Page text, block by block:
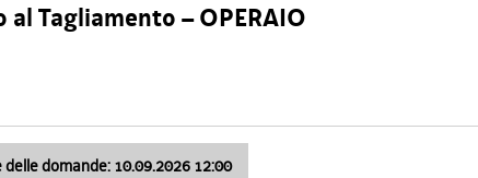
Tagliamento – OPERAIO
domande: 10.09.2026 12:00